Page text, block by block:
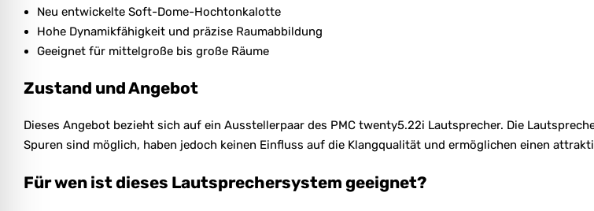
Neu entwickelte Soft-Dome-Hochtonkalotte
Hohe Dynamikfähigkeit und präzise Raumabbildung
Geeignet für mittelgroße bis große Räume
Zustand und Angebot
Dieses Angebot bezieht sich auf ein Ausstellerpaar des PMC twenty5.22i Lautsprecher. Die
Spuren sind möglich, haben jedoch keinen Einfluss auf die Klangqualität und ermöglichen einen
Für wen ist dieses Lautsprechersystem geeignet?